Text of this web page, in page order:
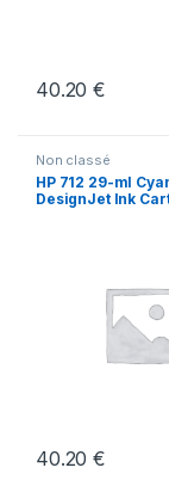
40.20€
Non classé
HP 712 29-ml
DesignJet Ink
40.20€